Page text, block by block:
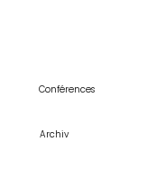
Conférences
Archiv